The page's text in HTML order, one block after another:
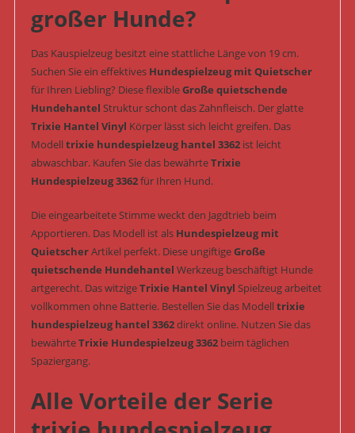
großer Hunde?
Das Kauspielzeug besitzt eine stattliche Länge von 19 cm.
Suchen Sie ein effektives Hundespielzeug mit Quietscher
für Ihren Liebling? Diese flexibleGroße quietschende
Hundehantel Struktur schont das Zahnfleisch. Der glatte
Trixie Hantel Vinyl Körper lässt sich leicht greifen. Das
Modelltrixie hundespielzeug hantel 3362ist leicht
abwaschbar. Kaufen Sie das bewährteTrixie
Hundespielzeug 3362für Ihren Hund.
Die eingearbeitete Stimme weckt den Jagdtrieb beim
Apportieren. Das Modell ist als Hundespielzeug mit
QuietscherArtikel perfekt. Diese ungiftigeGroße
quietschende Hundehantel Werkzeug beschäftigt Hunde
artgerecht. Das witzigeTrixie Hantel Vinyl Spielzeug arbeitet
vollkommen ohne Batterie. Bestellen Sie das Modelltrixie
hundespielzeug hantel 3362direkt online. Nutzen Sie das
bewährteTrixie Hundespielzeug 3362beim täglichen
Spaziergang.
Alle Vorteile der Serie